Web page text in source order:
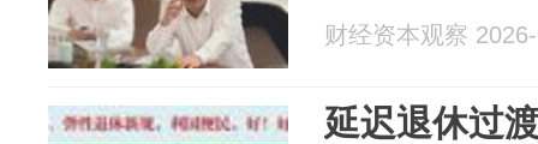
财经资本观察
延迟退休过